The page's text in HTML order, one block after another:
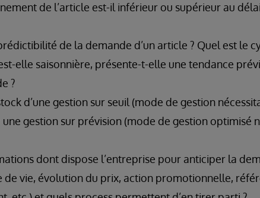
de l’article est-il inférieur ou supérieur au
de la demande d’un article ? Quel est le
elle saisonnière, présente-t-elle une tendance
?
d’une gestion sur seuil (mode de gestion
gestion sur prévision (mode de gestion optimisé
dont dispose l’entreprise pour anticiper la
de vie, évolution du prix, action promotionnelle,